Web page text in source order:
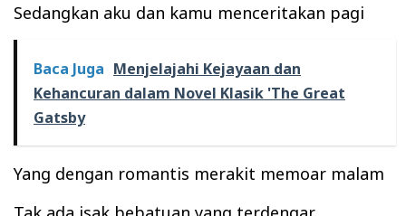
Sedangkan aku dan kamu menceritakan pagi
Baca Juga Menjelajahi Kejayaan dan
Kehancuran dalam Novel Klasik 'The Great
Gatsby
Yang dengan romantis merakit memoar malam